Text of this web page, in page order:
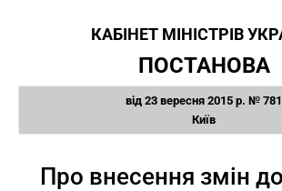
КАБІНЕТ МІНІСТРІВ
ПОСТАНОВА
від 23 вересня 2015 р. № 781
Київ
Про внесення змін